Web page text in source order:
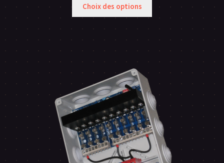
prix :
€420,00
Choix des options